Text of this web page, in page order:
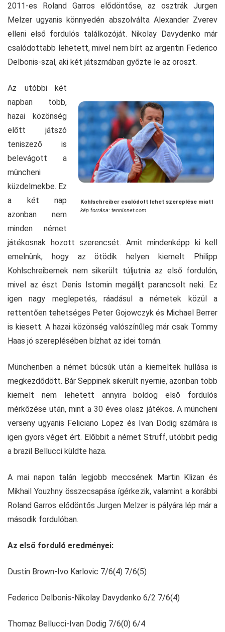
2011-es Roland Garros elődöntőse, az osztrák Jurgen
Melzer ugyanis könnyedén abszolválta Alexander Zverev
elleni első fordulós találkozóját. Nikolay Davydenko már
csalódottabb lehetett, mivel nem bírt az argentin Federico
Delbonis-szal, aki két játszmában győzte le az oroszt.
Kohlschreiber csalódott lehet szereplése miatt
kép forrása: tennisnet.com
Az utóbbi két
napban több,
hazai közönség
előtt játszó
teniszező is
belevágott a
müncheni
küzdelmekbe. Ez
a két nap
azonban nem
minden német
játékosnak hozott szerencsét. Amit mindenképp ki kell
emelnünk, hogy az ötödik helyen kiemelt Philipp
Kohlschreibernek nem sikerült túljutnia az első fordulón,
mivel az észt Denis Istomin megálljt parancsolt neki. Ez
igen nagy meglepetés, ráadásul a németek közül a
rettentően tehetséges Peter Gojowczyk és Michael Berrer
is kiesett. A hazai közönség valószínűleg már csak Tommy
Haas jó szereplésében bízhat az idei tornán.
Münchenben a német búcsúk után a kiemeltek hullása is
megkezdődött. Bár Seppinek sikerült nyernie, azonban több
kiemelt nem lehetett annyira boldog első fordulós
mérkőzése után, mint a 30 éves olasz játékos. A müncheni
verseny ugyanis Feliciano Lopez és Ivan Dodig számára is
igen gyors véget ért. Előbbit a német Struff, utóbbit pedig
a brazil Bellucci küldte haza.
A mai napon talán legjobb meccsének Martin Klizan és
Mikhail Youzhny összecsapása ígérkezik, valamint a korábbi
Roland Garros elődöntős Jurgen Melzer is pályára lép már a
második fordulóban.
Az első forduló eredményei:
Dustin Brown-Ivo Karlovic 7/6(4) 7/6(5)
Federico Delbonis-Nikolay Davydenko 6/2 7/6(4)
Thomaz Bellucci-Ivan Dodig 7/6(0) 6/4